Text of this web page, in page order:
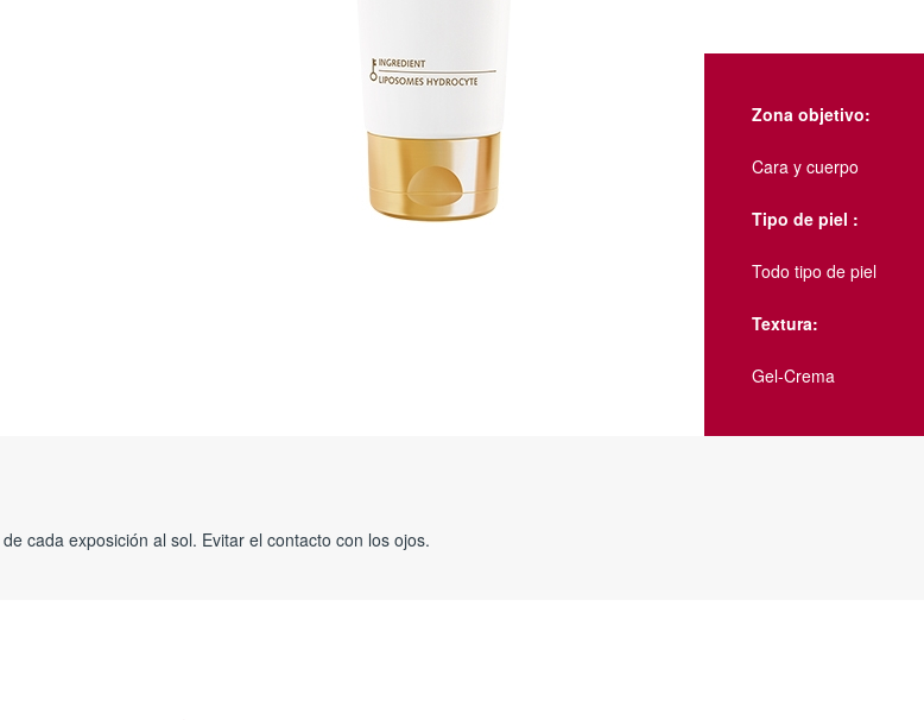
Zona objetivo:
Cara y cuerpo
Tipo de piel :
Todo tipo de piel
Textura:
Gel-Crema
cada exposición al sol. Evitar el contacto con los ojos.